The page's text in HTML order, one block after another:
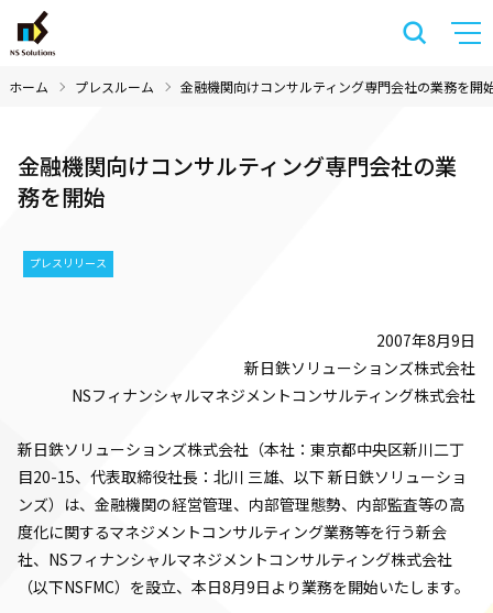
ホーム プレスルーム 金融機関向けコンサルティング専門会社の業務を開
金融機関向けコンサルティング専門会社の業
務を開始
プレスリリース
2007年8月9日
新日鉄ソリューションズ株式会社
NSフィナンシャルマネジメントコンサルティング株式会社
新日鉄ソリューションズ株式会社（本社：東京都中央区新川二丁
目20-15、代表取締役社長：北川 三雄、以下 新日鉄ソリューショ
ンズ）は、金融機関の経営管理、内部管理態勢、内部監査等の高
度化に関するマネジメントコンサルティング業務等を行う新会
社、NSフィナンシャルマネジメントコンサルティング株式会社
（以下NSFMC）を設立、本日8月9日より業務を開始いたします。